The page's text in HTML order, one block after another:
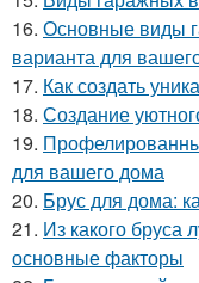
16. Основные виды
варианта для
17. Как создать
18. Создание
19.
для вашего дома
20. Брус для дома:
21. Из какого бруса
основные факторы